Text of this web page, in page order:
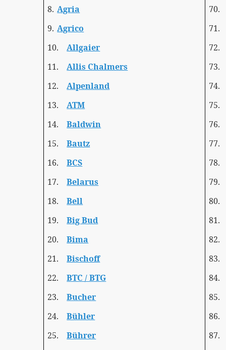
8. Agria
9. Agrico
10.
Allgaier
11.
Allis Chalmers
12.
Alpenland
13.
ATM
14.
Baldwin
15.
Bautz
16.
BCS
17.
Belarus
18.
Bell
19.
Big Bud
20.
Bima
21.
Bischoff
22.
BTC / BTG
23.
Bucher
24.
Bühler
25.
Bührer
70.
71.
72.
73.
74.
75.
76.
77.
78.
79.
80.
81.
82.
83.
84.
85.
86.
87.